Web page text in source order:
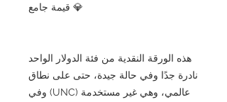
💎 قيمة جامع
هذه الورقة النقدية من فئة الدولار الواحد
نادرة جدًا وفي حالة جيدة، حتى على نطاق
عالمي، وهي غير مستخدمة (UNC) وفي